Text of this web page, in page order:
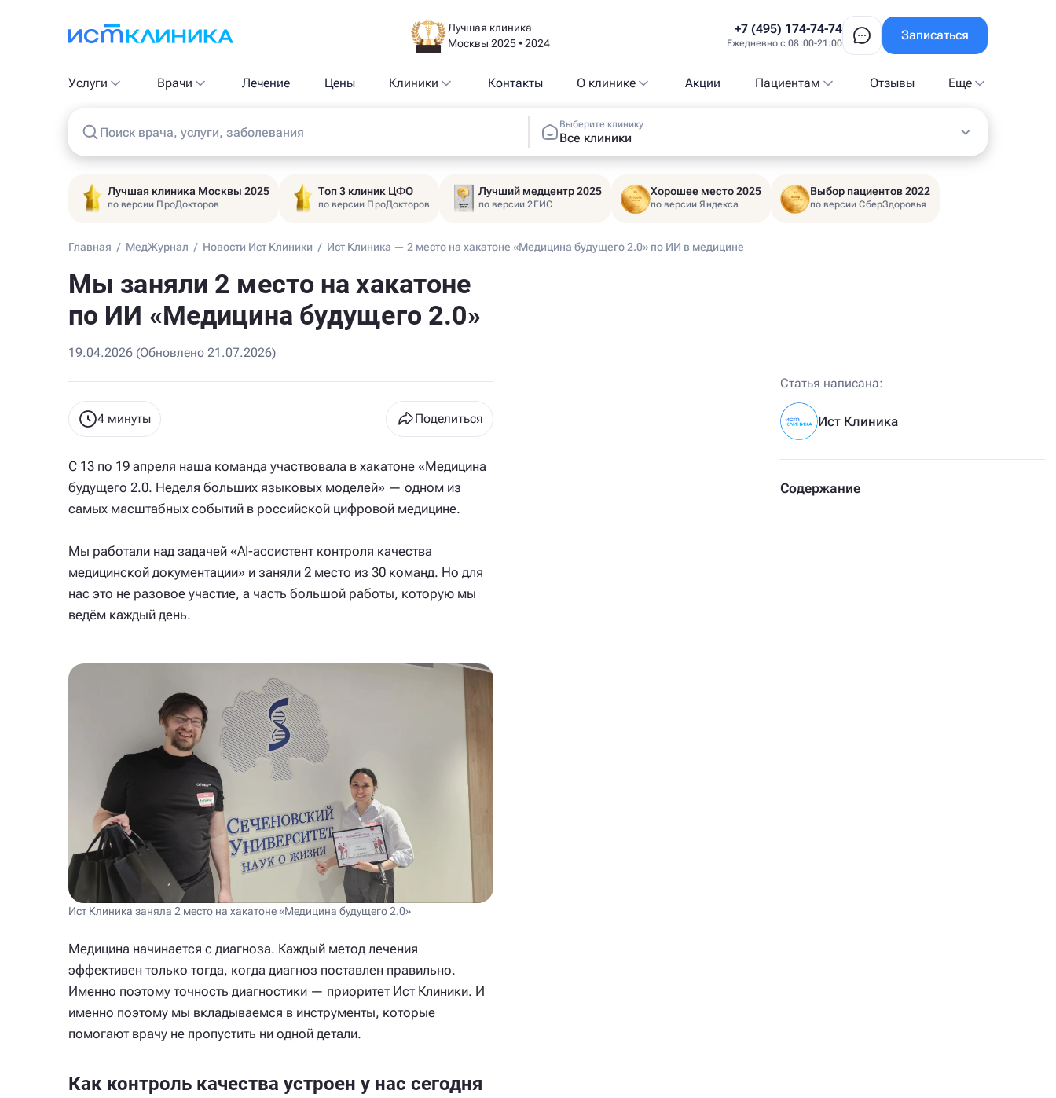
Лучшая клиника
Москвы 2025 • 2024
+7 (495) 174-74-74
Ежедневно с 08:00-21:00
Записаться
Услуги Врачи Лечение Цены Клиники Контакты О клинике Акции Пациентам Отзывы Еще
Поиск врача, услуги, заболевания
Выберите клинику
Все клиники
Лучшая клиника Москвы 2025
по версии ПроДокторов
Топ 3 клиник ЦФО
по версии ПроДокторов
Лучший медцентр 2025
по версии 2ГИС
Хорошее место 2025
по версии Яндекса
Выбор пациентов 2022
по версии СберЗдоровья
Главная / МедЖурнал / Новости Ист Клиники / Ист Клиника — 2 место на хакатоне «Медицина будущего 2.0» по ИИ в медицине
Мы заняли 2 место на хакатоне
по ИИ «Медицина будущего 2.0»
19.04.2026 (Обновлено 21.07.2026)
4 минуты Поделиться
С 13 по 19 апреля наша команда участвовала в хакатоне «Медицина
будущего 2.0. Неделя больших языковых моделей» — одном из
самых масштабных событий в российской цифровой медицине.
Мы работали над задачей «AI-ассистент контроля качества
медицинской документации» и заняли 2 место из 30 команд. Но для
нас это не разовое участие, а часть большой работы, которую мы
ведём каждый день.
Ист Клиника заняла 2 место на хакатоне «Медицина будущего 2.0»
Медицина начинается с диагноза. Каждый метод лечения
эффективен только тогда, когда диагноз поставлен правильно.
Именно поэтому точность диагностики — приоритет Ист Клиники. И
именно поэтому мы вкладываемся в инструменты, которые
помогают врачу не пропустить ни одной детали.
Как контроль качества устроен у нас сегодня
Статья написана:
Ист Клиника
Содержание